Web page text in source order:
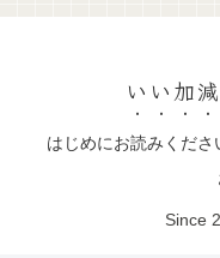
いい加
はじめにお読みくださ
Since